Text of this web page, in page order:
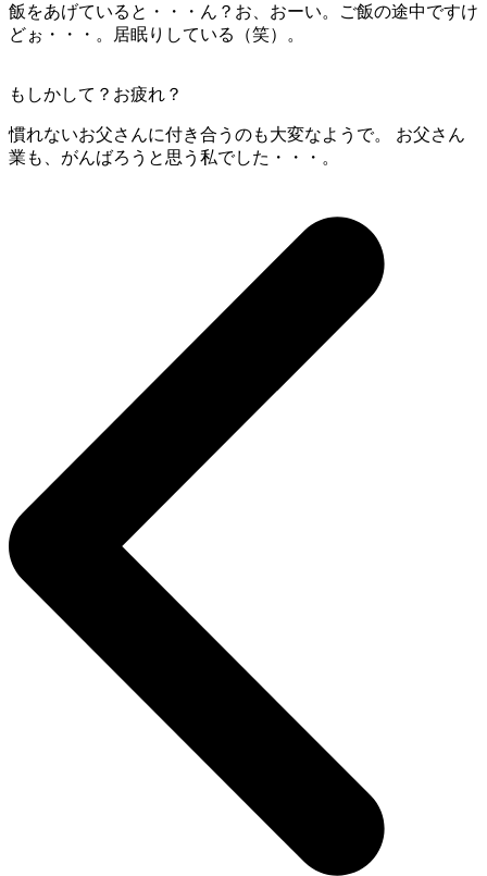
飯をあげていると・・・ん？お、おーい。ご飯の途中ですけ
どぉ・・・。居眠りしている（笑）。
もしかして？お疲れ？
慣れないお父さんに付き合うのも大変なようで。 お父さん
業も、がんばろうと思う私でした・・・。